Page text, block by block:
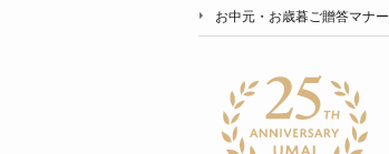
お中元・お歳暮ご贈答マナー